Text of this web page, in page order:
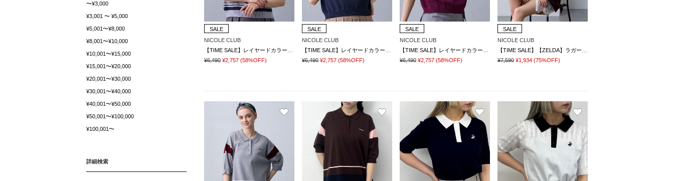
SALE
NICOLE CLUB
¥6,490 ¥2,757 (58%OFF)
SALE
NICOLE CLUB
¥6,490 ¥2,757 (58%OFF)
SALE
NICOLE CLUB
¥6,490 ¥2,757 (58%OFF)
SALE
NICOLE CLUB
¥7,590 ¥1,934 (75%OFF)
〜¥3,000
¥3,001 〜 ¥5,000
¥5,001〜¥8,000
¥8,001〜¥10,000
¥10,001〜¥15,000
¥15,001〜¥20,000
¥20,001〜¥30,000
¥30,001〜¥40,000
¥40,001〜¥50,000
¥50,001〜¥100,000
¥100,001〜
詳細検索